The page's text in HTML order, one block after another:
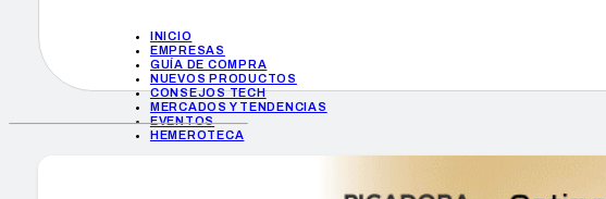
INICIO
EMPRESAS
GUÍA DE COMPRA
NUEVOS PRODUCTOS
CONSEJOS TECH
MERCADOS Y TENDENCIAS
EVENTOS
HEMEROTECA